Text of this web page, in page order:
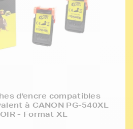
d'encre compatibles
à CANON PG-540XL
- Format XL